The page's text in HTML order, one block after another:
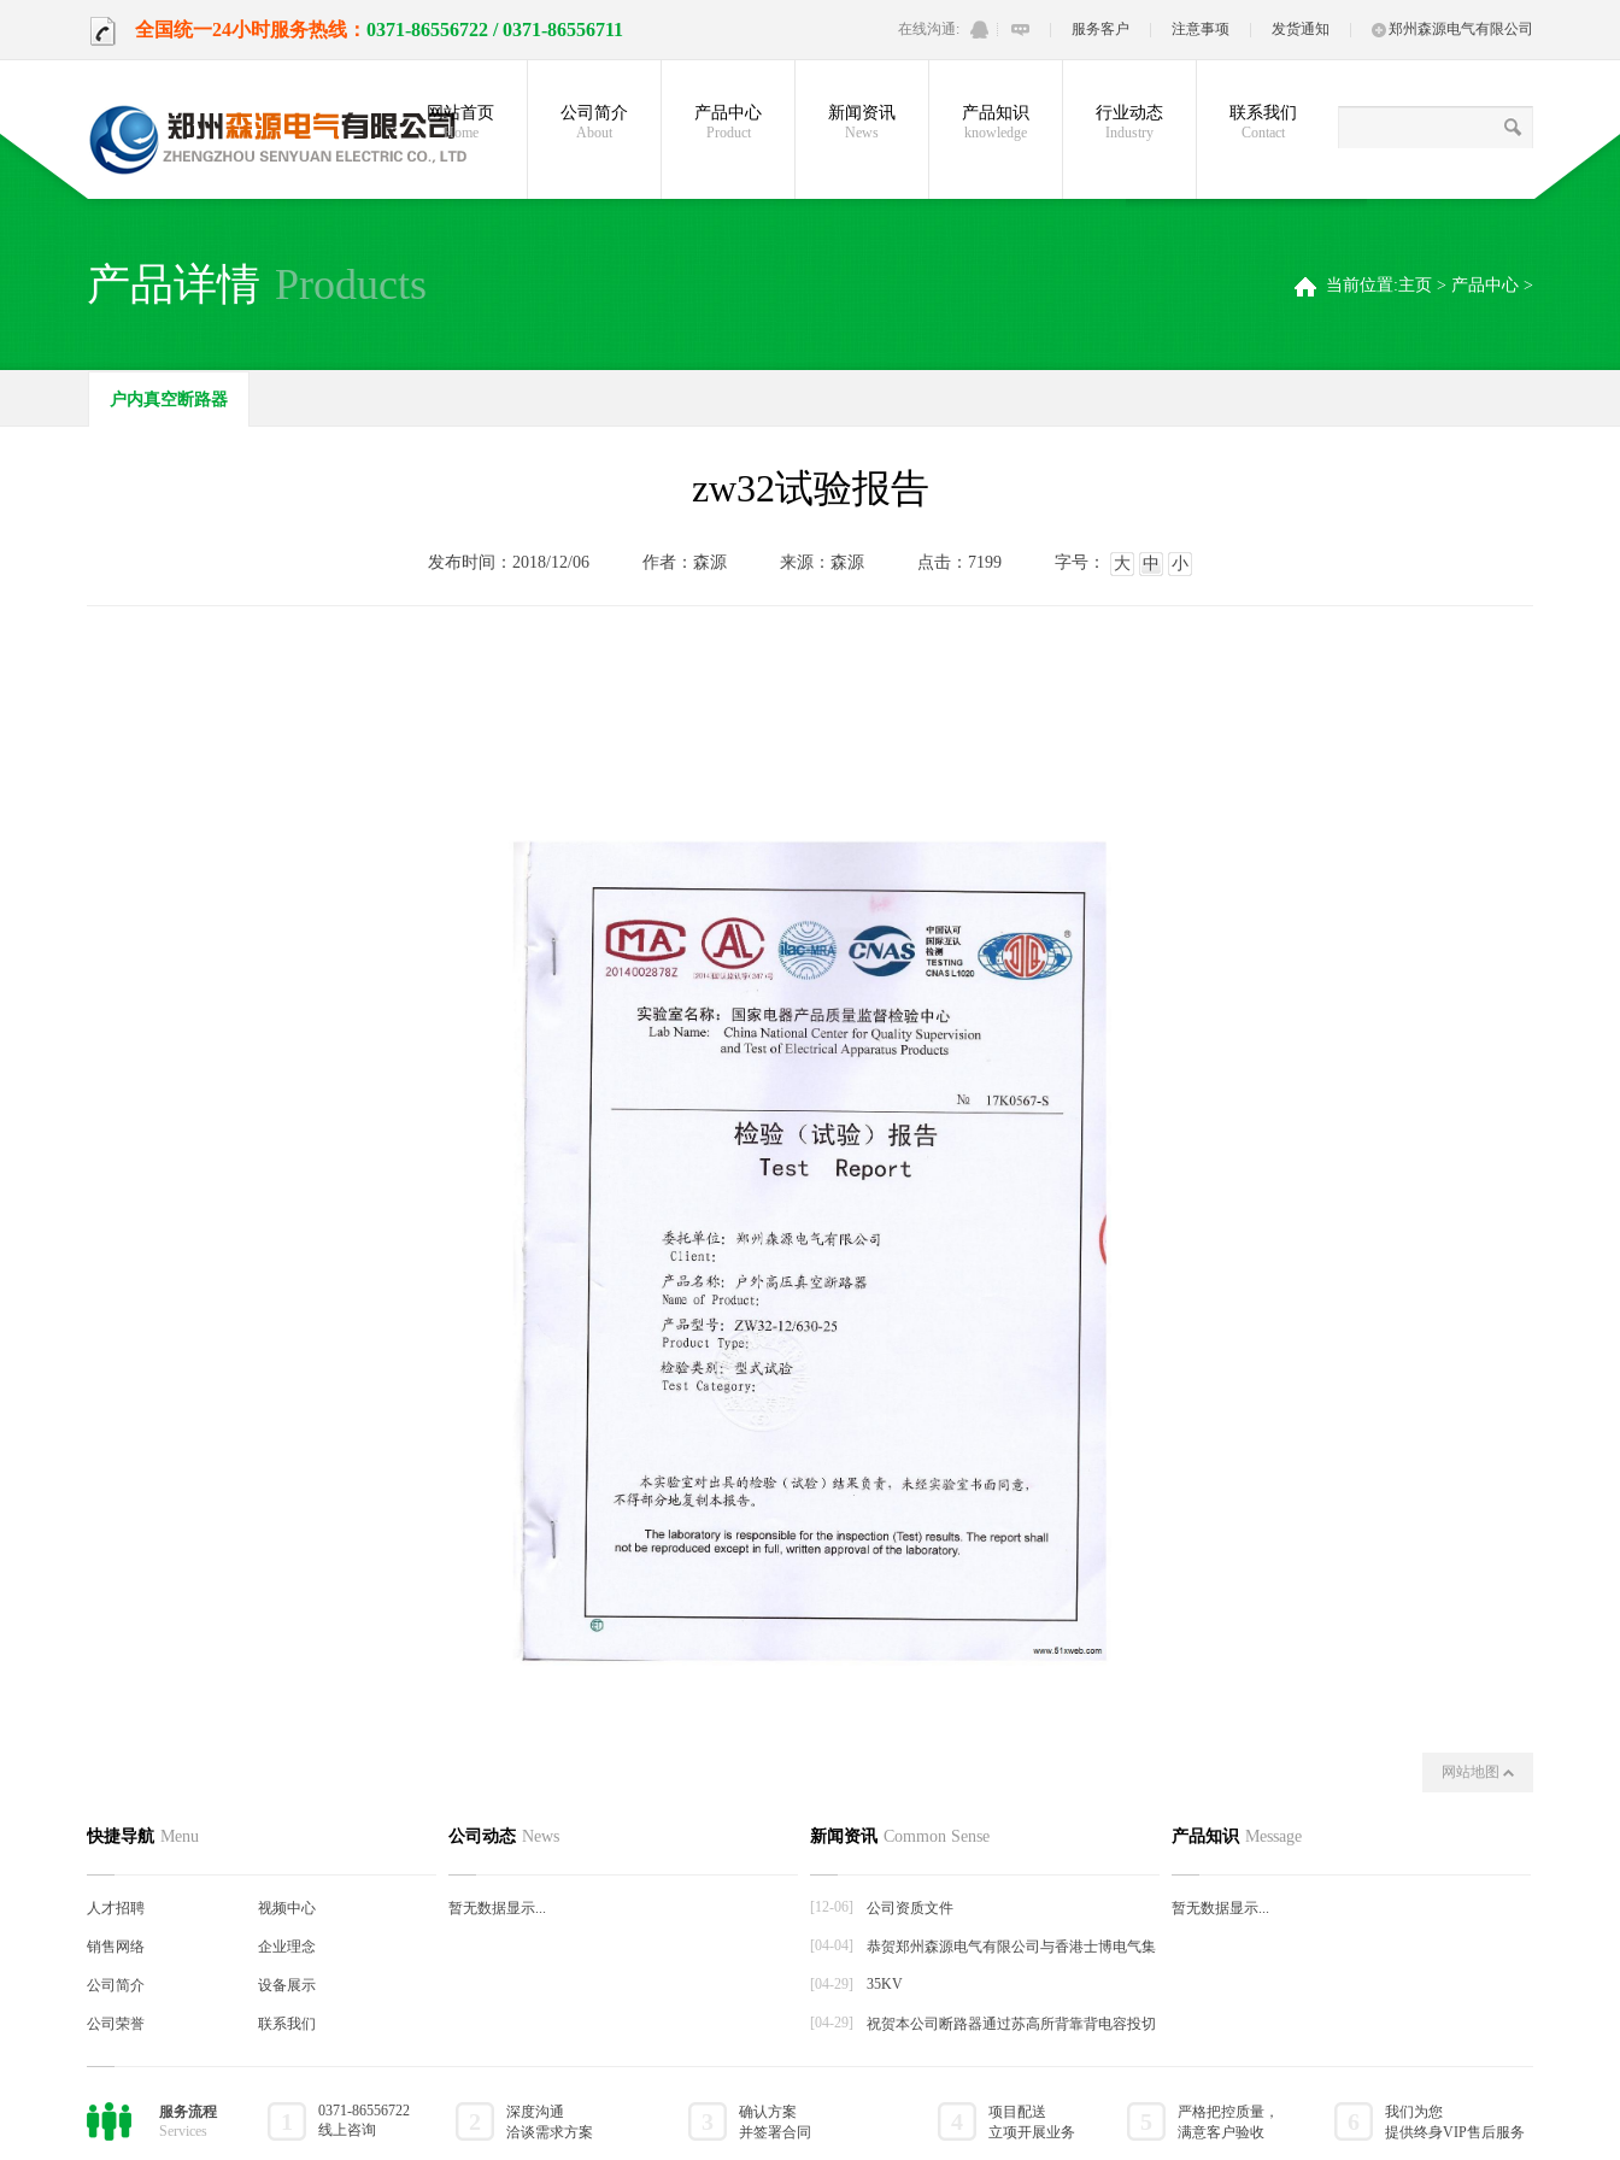
全国统一24小时服务热线： 0371-86556722 / 0371-86556711 在线沟通: 服务客户 注意事项 发货通知 郑州森源电气有限公司
网站首页
Home
公司简介
About
产品中心
Product
新闻资讯
News
产品知识
knowledge
行业动态
Industry
联系我们
Contact
产品详情 Products 当前位置:主页 > 产品中心 >
户内真空断路器
zw32试验报告
发布时间：2018/12/06 作者：森源 来源：森源 点击：7199 字号： 大 中 小
网站地图
企业理念
设备展示
真空接触器
户内高压隔离开关
注意事项
快捷导航 Menu
人才招聘 视频中心
销售网络 企业理念
公司简介 设备展示
公司荣誉 联系我们
公司动态 News
暂无数据显示...
新闻资讯 Common Sense
[12-06] 公司资质文件
[04-04] 恭贺郑州森源电气有限公司与香港士博电气集
[04-29] 35KV
[04-29] 祝贺本公司断路器通过苏高所背靠背电容投切
产品知识 Message
暂无数据显示...
服务流程
Services
0371-86556722
线上咨询
深度沟通
洽谈需求方案
确认方案
并签署合同
项目配送
立项开展业务
严格把控质量，
满意客户验收
我们为您
提供终身VIP售后服务